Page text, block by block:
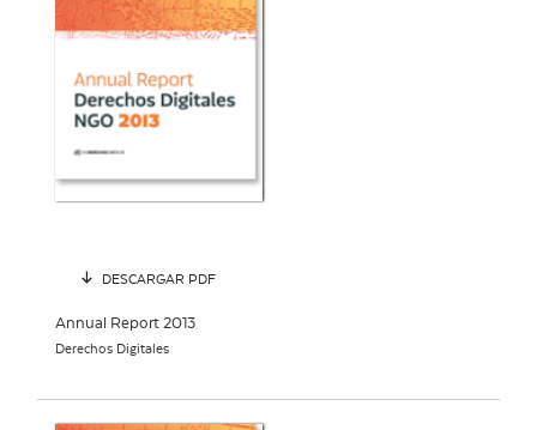
DESCARGAR PDF
Annual Report 2013
Derechos Digitales